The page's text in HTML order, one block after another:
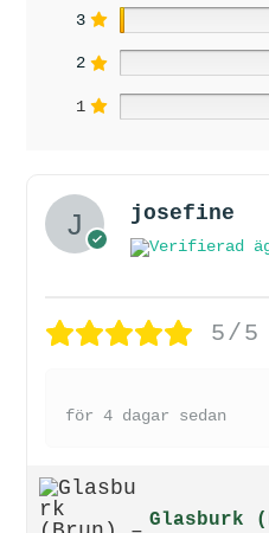
3
2
1
josefine
5/5
för 4 dagar sedan
Glasburk